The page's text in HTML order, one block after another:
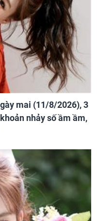
mai (11/8/2026), 3
nhảy số ầm ầm,